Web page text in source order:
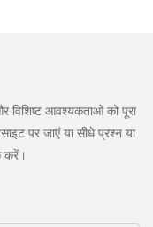
विशिष्ट आवश्यकताओं को पूरा
पर जाएं या सीधे प्रश्न या
करें।